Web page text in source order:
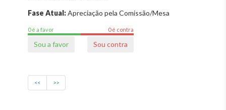
Fase Atual:Apreciação pela Comissão/Mesa
0 é a favor 0 é contra
Sou a favor Sou contra
<< >>